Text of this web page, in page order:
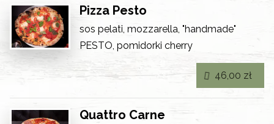
Pizza Pesto
sos pelati, mozzarella, "handmade"
PESTO, pomidorki cherry
Quattro Carne